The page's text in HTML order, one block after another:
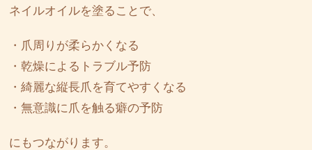
ネイルオイルを塗ることで、
・爪周りが柔らかくなる
・乾燥によるトラブル予防
・綺麗な縦長爪を育てやすくなる
・無意識に爪を触る癖の予防
にもつながります。